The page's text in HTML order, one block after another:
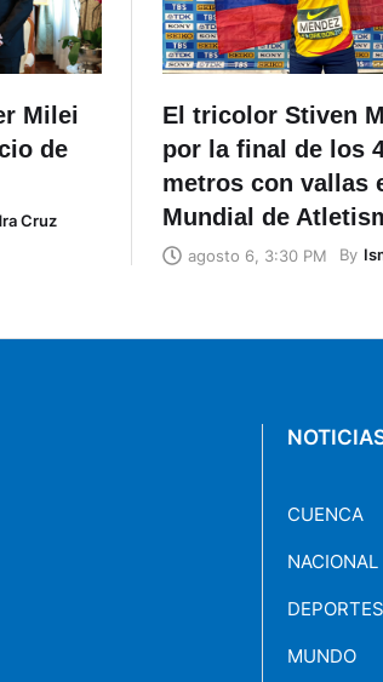
Milei
de
Cruz
El tricolor Stiven
por la final de los
metros con vallas
Mundial de
agosto 6, 3:30 PM By
CUENCA
NACIONAL
DEPORTES
MUNDO